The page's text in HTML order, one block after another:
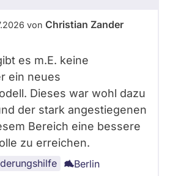
von Christian Zander
es m.E. keine
ein neues
Dieses war wohl dazu
der stark angestiegenen
Bereich eine bessere
zu erreichen.
Berlin